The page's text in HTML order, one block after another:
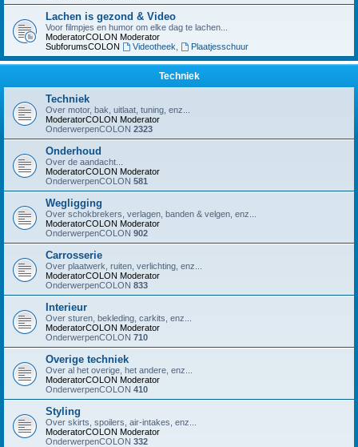
Lachen is gezond & Video
Voor filmpjes en humor om elke dag te lachen...
ModeratorCOLON Moderator
SubforumsCOLON
Videotheek Plaatjesschuur
Techniek
Techniek
Over motor, bak, uitlaat, tuning, enz...
ModeratorCOLON Moderator
OnderwerpenCOLON 2323
Onderhoud
Over de aandacht...
ModeratorCOLON Moderator
OnderwerpenCOLON 581
Wegligging
Over schokbrekers, verlagen, banden & velgen, enz...
ModeratorCOLON Moderator
OnderwerpenCOLON 902
Carrosserie
Over plaatwerk, ruiten, verlichting, enz...
ModeratorCOLON Moderator
OnderwerpenCOLON 833
Interieur
Over sturen, bekleding, carkits, enz...
ModeratorCOLON Moderator
OnderwerpenCOLON 710
Overige techniek
Over al het overige, het andere, enz...
ModeratorCOLON Moderator
OnderwerpenCOLON 410
Styling
Over skirts, spoilers, air-intakes, enz...
ModeratorCOLON Moderator
OnderwerpenCOLON 332